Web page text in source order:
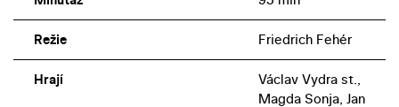
Režie Friedrich Fehér
Hrají
Václav Vydra st.,
Magda Sonja, Jan